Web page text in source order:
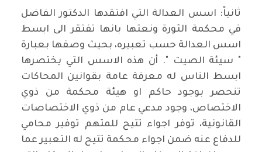
ثانياً: اسس العدالة التي افتقدها الدكتور الفاضل
في محكمة الثورة ونعتها بانها تفتقر الى ابسط
اسس العدالة حسب تعبيره، بحيث وصفها بعبارة
" سيئة الصيت ". أن هذه الاسس التي يختصرها
ابسط الناس له معرفة عامة بقوانين المحاكات
تنحصر بوجود حاكم او هيئة محكمة من ذوي
الاختصاص، وجود مدعي عام من ذوي الاختصاصات
القانونية، توفر اجواء تتيح للمتهم توفير محامي
للدفاع عنه ضمن اجواء محكمة تتيح له التعبير عما